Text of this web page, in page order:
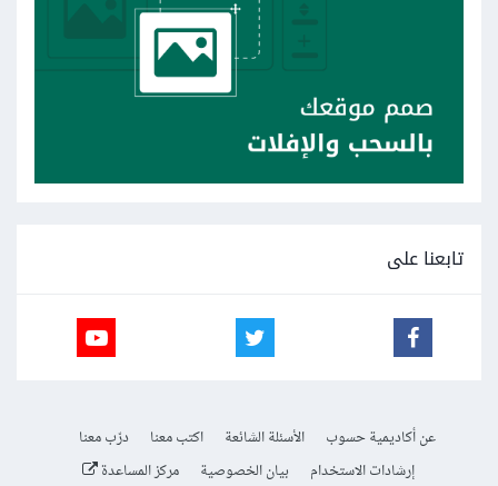
تابعنا على
عن أكاديمية حسوب الأسئلة الشائعة اكتب معنا
درّب معنا
إرشادات الاستخدام
بيان الخصوصية مركز المساعدة